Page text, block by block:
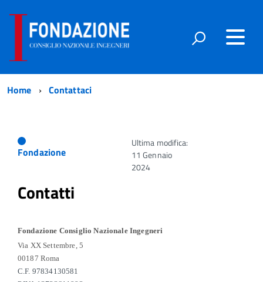
Home Contattaci
Fondazione
Ultima modifica:
11 Gennaio
2024
Contatti
Fondazione Consiglio Nazionale Ingegneri
Via XX Settembre, 5
00187 Roma
C.F. 97834130581